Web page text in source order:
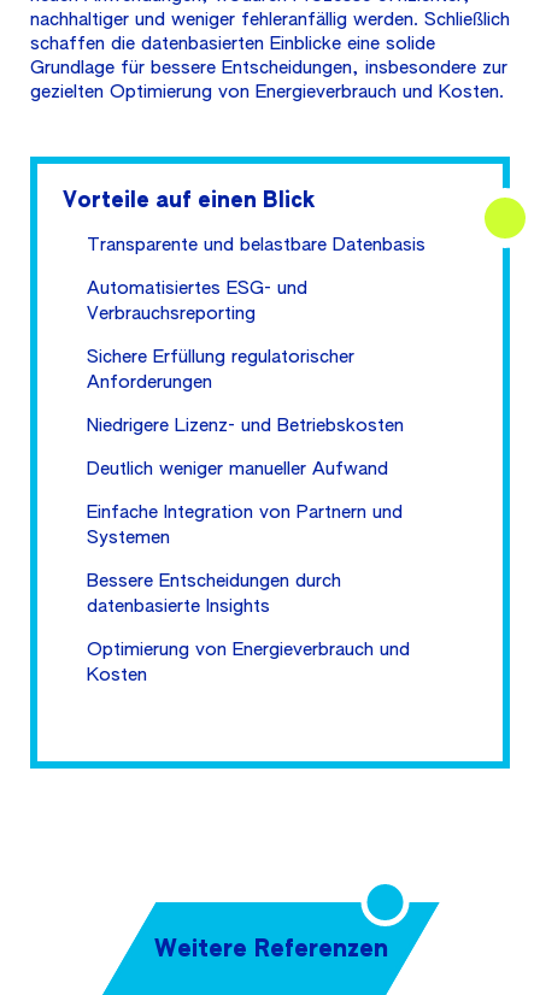
nachhaltiger und weniger fehleranfällig werden. Schließlich
schaffen die datenbasierten Einblicke eine solide
Grundlage für bessere Entscheidungen, insbesondere zur
gezielten Optimierung von Energieverbrauch und Kosten.
Vorteile auf einen Blick
Transparente und belastbare Datenbasis
Automatisiertes ESG- und
Verbrauchsreporting
Sichere Erfüllung regulatorischer
Anforderungen
Niedrigere Lizenz- und Betriebskosten
Deutlich weniger manueller Aufwand
Einfache Integration von Partnern und
Systemen
Bessere Entscheidungen durch
datenbasierte Insights
Optimierung von Energieverbrauch und
Kosten
Weitere Referenzen